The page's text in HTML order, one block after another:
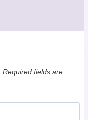
Required fields are